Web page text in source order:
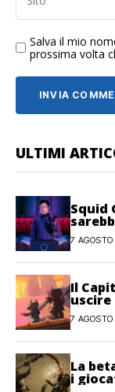
Salva il mio
prossima volta
ULTIMI
Squid
7
Il
uscire
7
La
i